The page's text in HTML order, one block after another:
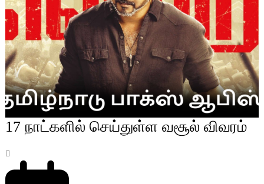
17 நாட்களில் செய்துள்ள வசூல் விவரம்